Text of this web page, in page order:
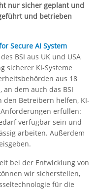
nur sicher geplant und
und betrieben
Secure AI System
BSI aus UK und USA
sicherer KI-Systeme
aus 18
dem auch das BSI
den Betreibern helfen, KI-
erfüllen:
verfügbar sein und
arbeiten. Außerdem
bei der Entwicklung von
wir sicherstellen,
für die